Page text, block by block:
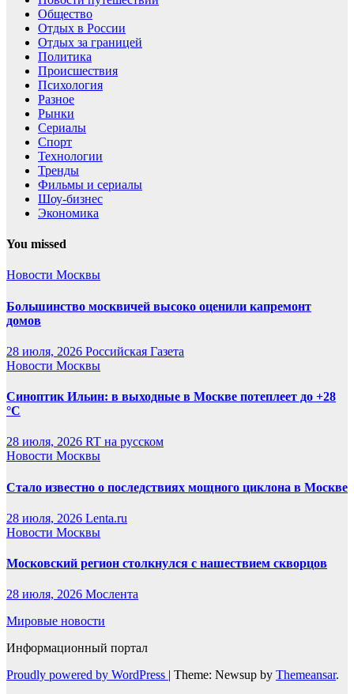
Общество
Отдых в России
Отдых за границей
Политика
Происшествия
Психология
Разное
Рынки
Сериалы
Спорт
Технологии
Тренды
Фильмы и сериалы
Шоу-бизнес
Экономика
You missed
Новости Москвы
Большинство москвичей высоко оценили капремонт
домов
28 июля, 2026 Российская Газета
Новости Москвы
Синоптик Ильин: в выходные в Москве потеплеет до +28
°C
28 июля, 2026 RT на русском
Новости Москвы
Стало известно о последствиях мощного циклона в Москве
28 июля, 2026 Lenta.ru
Новости Москвы
Московский регион столкнулся с нашествием скворцов
28 июля, 2026 Мослента
Мировые новости
Информационный портал
Proudly powered by WordPress | Theme: Newsup by Themeansar.